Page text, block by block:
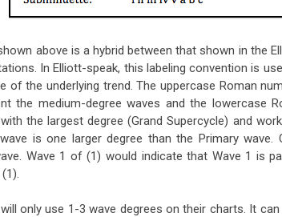
above is a hybrid between that shown in the
In Elliott-speak, this labeling convention is
of the underlying trend. The uppercase Roman
the medium-degree waves and the lowercase
the largest degree (Grand Supercycle) and
is one larger degree than the Primary wave.
Wave 1 of (1) would indicate that Wave 1 is
only use 1-3 wave degrees on their charts. It